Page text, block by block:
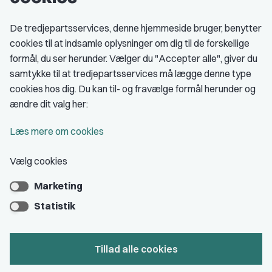
Medlemskab
Fordele som medlem
Kontingent
Bliv medlem
De tredjepartsservices, denne hjemmeside bruger, benytter
cookies til at indsamle oplysninger om dig til de forskellige
formål, du ser herunder. Vælger du "Accepter alle", giver du
samtykke til at tredjepartsservices må lægge denne type
cookies hos dig. Du kan til- og fravælge formål herunder og
ændre dit valg her:
Læs mere om cookies
Vælg cookies
Marketing
Statistik
Tillad alle cookies